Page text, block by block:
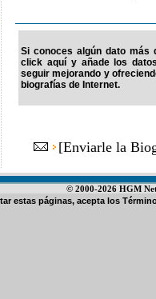
Si conoces algún dato más
click aquí y añade los
seguir mejorando y
biografías de Internet.
[Enviarle la
© 2000-2026 HGM
estas páginas, acepta los